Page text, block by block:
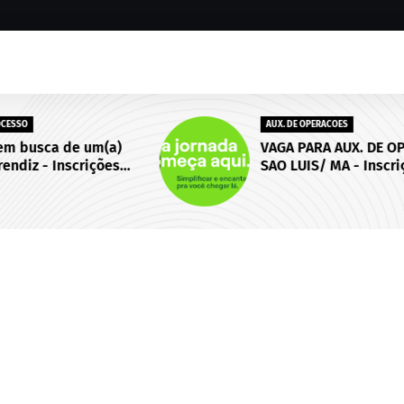
AUX. DE OPERACOES
VAGA PARA AUX. DE OPERACOES |
SAO LUIS/ MA - Inscrições
abertas até 18 de setembro de
2026.